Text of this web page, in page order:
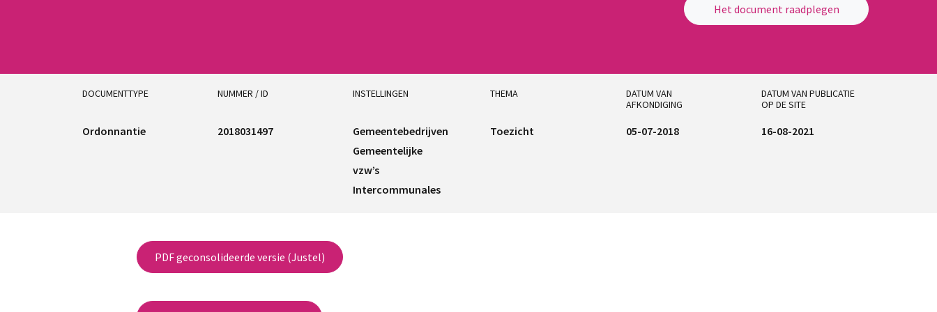
Het document raadplegen
DOCUMENTTYPE
Ordonnantie
NUMMER / ID
2018031497
INSTELLINGEN
Gemeentebedrijven
Gemeentelijke
vzw’s
Intercommunales
THEMA
Toezicht
DATUM VAN
AFKONDIGING
05-07-2018
DATUM VAN PUBLICATIE
OP DE SITE
16-08-2021
PDF geconsolideerde versie (Justel)